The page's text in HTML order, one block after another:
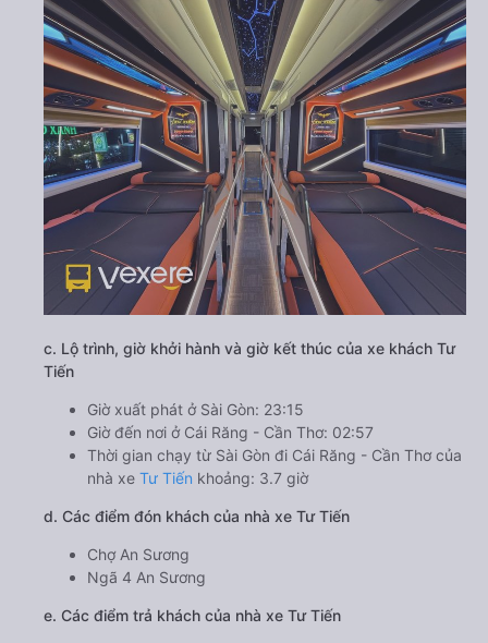
c. Lộ trình, giờ khởi hành và giờ kết thúc của xe khách Tư
Tiến
Giờ xuất phát ở Sài Gòn: 23:15
Giờ đến nơi ở Cái Răng - Cần Thơ: 02:57
Thời gian chạy từ Sài Gòn đi Cái Răng - Cần Thơ của
nhà xe Tư Tiến khoảng: 3.7 giờ
d. Các điểm đón khách của nhà xe Tư Tiến
Chợ An Sương
Ngã 4 An Sương
e. Các điểm trả khách của nhà xe Tư Tiến